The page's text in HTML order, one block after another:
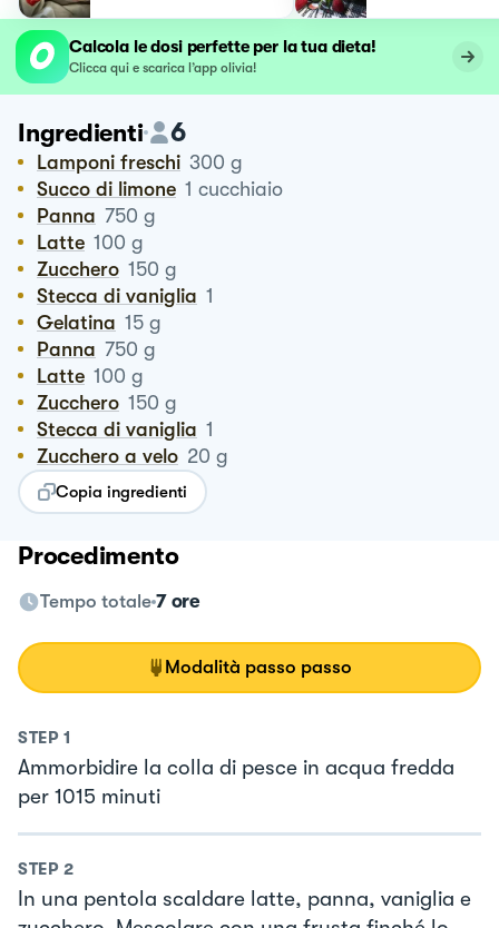
Calcola le dosi perfette per la tua dieta!
Clicca qui e scarica l’app olivia!
Ingredienti 6
Lamponi freschi 300 g
Succo di limone 1 cucchiaio
Panna 750 g
Latte 100 g
Zucchero 150 g
Stecca di vaniglia 1
Gelatina 15 g
Panna 750 g
Latte 100 g
Zucchero 150 g
Stecca di vaniglia 1
Zucchero a velo 20 g
Copia ingredienti
Procedimento
Tempo totale 7 ore
Modalità passo passo
STEP 1
Ammorbidire la colla di pesce in acqua fredda
per 1015 minuti
STEP 2
In una pentola scaldare latte, panna, vaniglia e